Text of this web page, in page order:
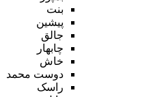
بنت
پیشین
جالق
چابهار
خاش
دوست محمد
راسک